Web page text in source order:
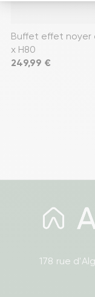
Buffet effet noyer
x H80
Prix
249,99 €
178 rue